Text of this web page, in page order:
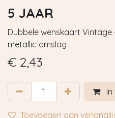
5 JAAR
Dubbele wenskaart Vintage
metallic omslag
€ 2,43
Toevoegen aan